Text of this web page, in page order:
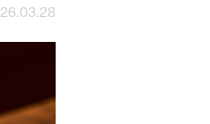
26.03.28